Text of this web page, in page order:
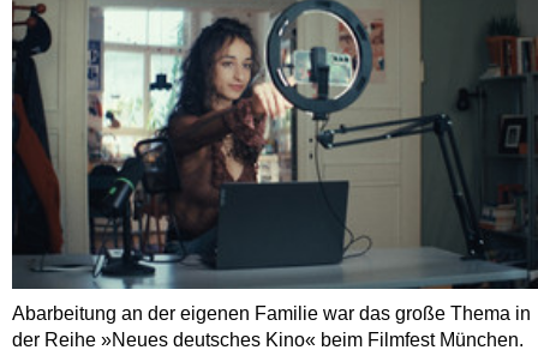
Abarbeitung an der eigenen Familie war das große Thema in
der Reihe »Neues deutsches Kino« beim Filmfest München.